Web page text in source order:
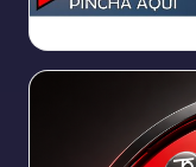
https://